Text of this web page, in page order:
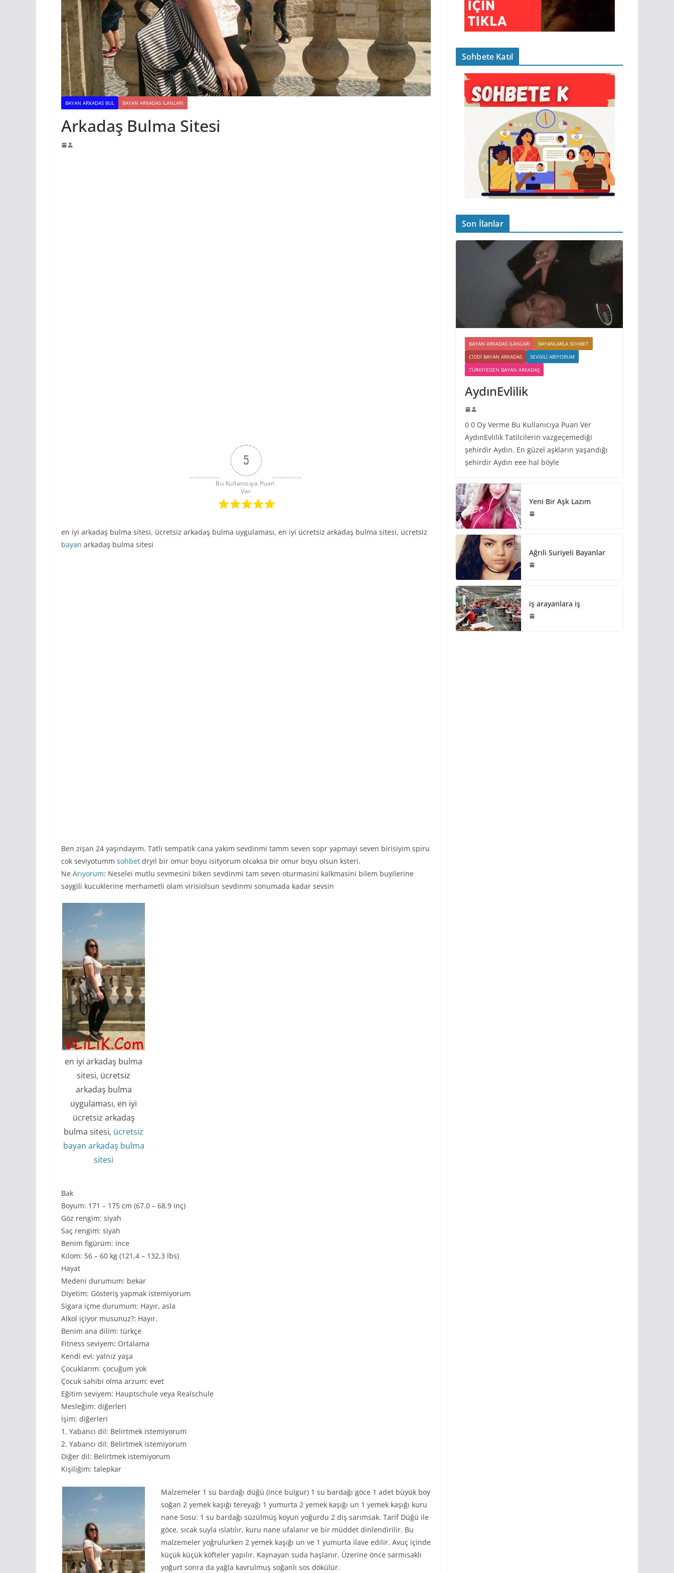
BAYAN ARKADAS BUL BAYAN ARKADAS ILANLARI
Arkadaş Bulma Sitesi
5
Bu Kullanıcıya Puan
Ver
en iyi arkadaş bulma sitesi, ücretsiz arkadaş bulma uygulaması, en iyi ücretsiz arkadaş bulma sitesi, ücretsiz
bayan arkadaş bulma sitesi
Ben zişan 24 yaşındayım. Tatli sempatik cana yakim sevdinmi tamm seven sopr yapmayi seven birisiyim spiru
cok seviyotumm sohbet dryil bir omur boyu isityorum olcaksa bir omur boyu olsun ksteri.
Ne Arıyorum: Neselei mutlu sevmesini biken sevdinmi tam seven oturmasini kalkmasini bilem buyilerine
saygili kucuklerine merhametli olam virisiolsun sevdinmi sonumada kadar sevsin
en iyi arkadaş bulma
sitesi, ücretsiz
arkadaş bulma
uygulaması, en iyi
ücretsiz arkadaş
bulma sitesi, ücretsiz
bayan arkadaş bulma
sitesi
Bak
Boyum: 171 – 175 cm (67.0 – 68.9 inç)
Göz rengim: siyah
Saç rengim: siyah
Benim figürüm: ince
Kilom: 56 – 60 kg (121,4 – 132,3 lbs)
Hayat
Medeni durumum: bekar
Diyetim: Gösteriş yapmak istemiyorum
Sigara içme durumum: Hayır, asla
Alkol içiyor musunuz?: Hayır.
Benim ana dilim: türkçe
Fitness seviyem: Ortalama
Kendi evi: yalnız yaşa
Çocuklarım: çocuğum yok
Çocuk sahibi olma arzum: evet
Eğitim seviyem: Hauptschule veya Realschule
Mesleğim: diğerleri
İşim: diğerleri
1. Yabancı dil: Belirtmek istemiyorum
2. Yabancı dil: Belirtmek istemiyorum
Diğer dil: Belirtmek istemiyorum
Kişiliğim: talepkar
Malzemeler 1 su bardağı düğü (ince bulgur) 1 su bardağı göce 1 adet büyük boy
soğan 2 yemek kaşığı tereyağı 1 yumurta 2 yemek kaşığı un 1 yemek kaşığı kuru
nane Sosu: 1 su bardağı süzülmüş koyun yoğurdu 2 diş sarımsak. Tarif Düğü ile
göce, sıcak suyla ıslatılır, kuru nane ufalanır ve bir müddet dinlendirilir. Bu
malzemeler yoğrulurken 2 yemek kaşığı un ve 1 yumurta ilave edilir. Avuç içinde
küçük küçük köfteler yapılır. Kaynayan suda haşlanır. Üzerine önce sarmısaklı
yoğurt sonra da yağla kavrulmuş soğanlı sos dökülür.
Sohbete Katıl
Son İlanlar
BAYAN ARKADAS ILANLARI
BAYANLARLA SOHBET
CIDDI BAYAN ARKADAS
SEVGILI ARIYORUM
TÜRKIYEDEN BAYAN ARKADAŞ
AydınEvlilik
0 0 Oy Verme Bu Kullanıcıya Puan Ver
AydınEvlilik Tatilcilerin vazgeçemediği
şehirdir Aydın. En güzel aşkların yaşandığı
şehirdir Aydın eee hal böyle
Yeni Bir Aşk Lazım
Ağrıli Suriyeli Bayanlar
iş arayanlara iş